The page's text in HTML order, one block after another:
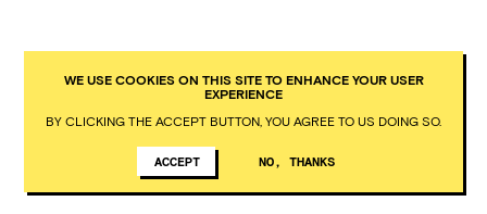
WE USE COOKIES ON THIS SITE TO ENHANCE YOUR USER
EXPERIENCE
BY CLICKING THE ACCEPT BUTTON, YOU AGREE TO US DOING SO.
ACCEPT NO, THANKS